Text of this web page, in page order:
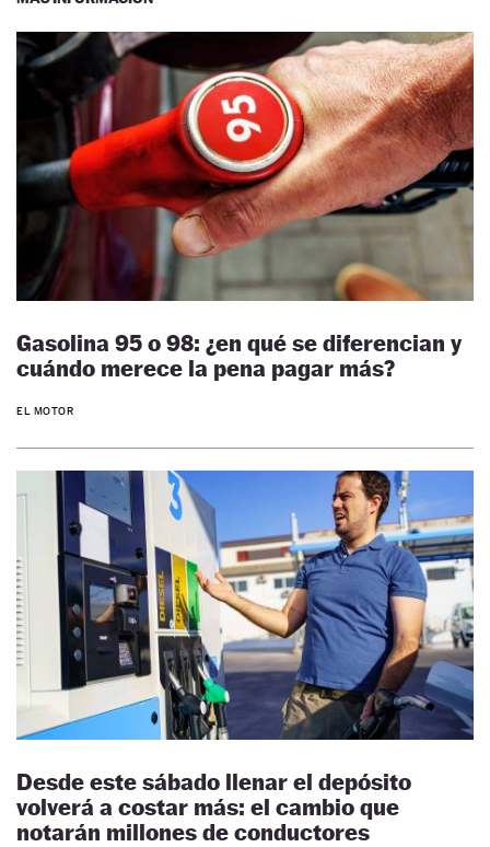
Gasolina 95 o 98: ¿en qué se diferencian y
cuándo merece la pena pagar más?
EL MOTOR
Desde este sábado llenar el depósito
volverá a costar más: el cambio que
notarán millones de conductores